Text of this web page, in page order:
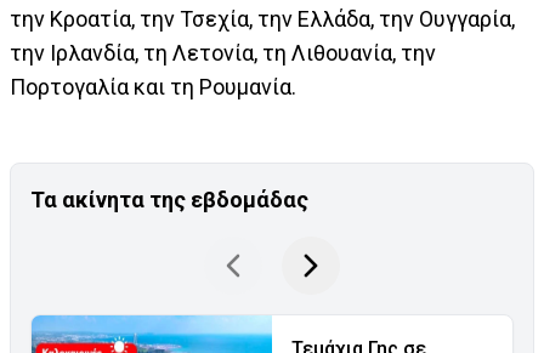
την Κροατία, την Τσεχία, την Ελλάδα, την Ουγγαρία,
την Ιρλανδία, τη Λετονία, τη Λιθουανία, την
Πορτογαλία και τη Ρουμανία.
Τα ακίνητα της εβδομάδας